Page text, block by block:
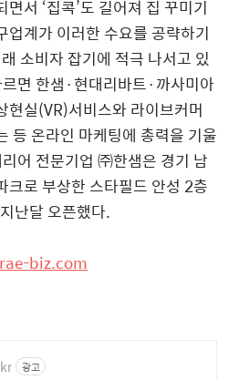
서 ‘집콕’도 길어져 집 꾸미기
업계가 이러한 수요를 공략하기
소비자 잡기에 적극 나서고 있
면 한샘·현대리바트·까사미아
현실(VR)서비스와 라이브커머
등 온라인 마케팅에 총력을 기울
어 전문기업 ㈜한샘은 경기 남
크로 부상한 스타필드 안성 2층
난달 오픈했다.
biz.com
광고